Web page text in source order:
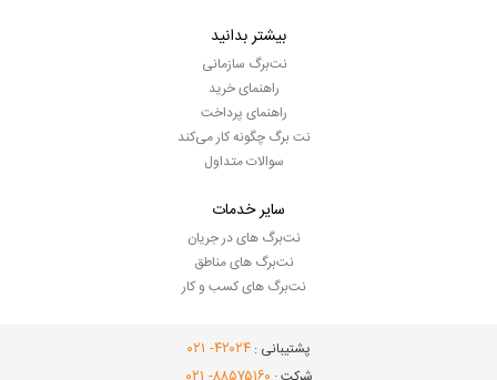
بیشتر بدانید
نت‌برگ سازمانی
راهنمای خرید
راهنمای پرداخت
نت برگ چگونه کار می‌کند
سوالات متداول
سایر خدمات
نت‌برگ های در جریان
نت‌برگ های مناطق
نت‌برگ های کسب و کار
پشتیبانی : ۴۲۰۲۴- ۰۲۱